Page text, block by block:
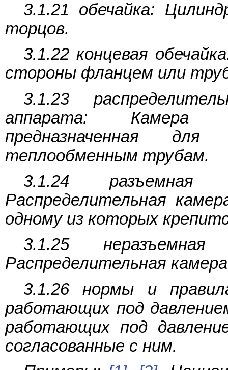
3.1.21 обечайка:
торцов.
3.1.22 концевая
стороны фланцем или
3.1.23
аппарата: Камера
предназначенная
теплообменным трубам.
3.1.24 разъемная
Распределительная
одному из которых
3.1.25 неразъемная
Распределительная
3.1.26 нормы и
работающих под
работающих под
согласованные с ним.